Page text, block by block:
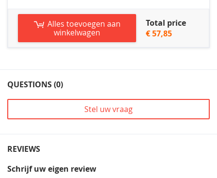
Alles toevoegen aan
winkelwagen
Total price
€ 57,85
QUESTIONS (0)
Stel uw vraag
REVIEWS
Schrijf uw eigen review